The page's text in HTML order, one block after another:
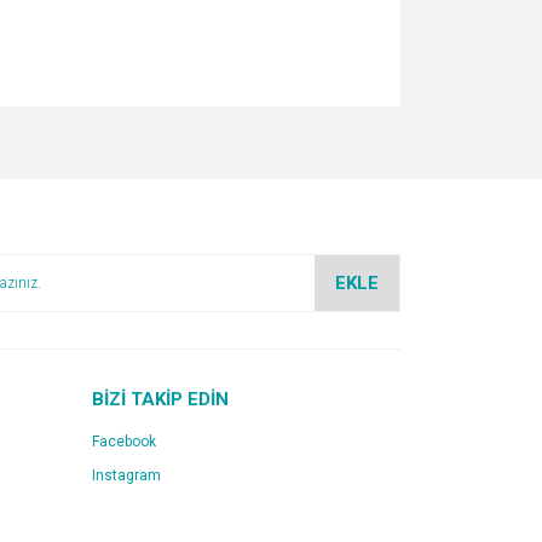
EKLE
BİZİ TAKİP EDİN
Facebook
Instagram